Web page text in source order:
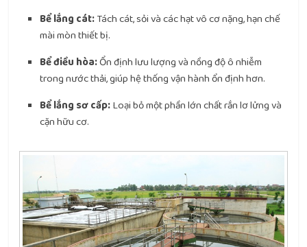
Bể lắng cát:Tách cát, sỏi và các hạt vô cơ nặng, hạn chế
mài mòn thiết bị.
Bể điều hòa:Ổn định lưu lượng và nồng độ ô nhiễm
trong nước thải, giúp hệ thống vận hành ổn định hơn.
Bể lắng sơ cấp:Loại bỏ một phần lớn chất rắn lơ lửng và
cặn hữu cơ.